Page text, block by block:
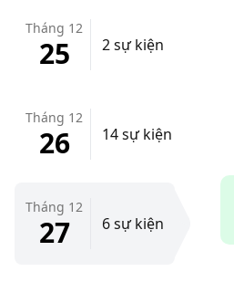
Tháng 12
25 2 sự kiện
Tháng 12
26 14 sự kiện
Tháng 12
27 6 sự kiện